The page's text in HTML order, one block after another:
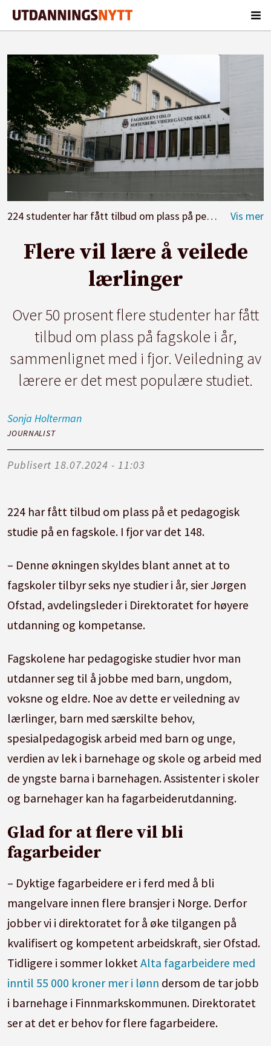
224 studenter har fått tilbud om plass på pedagogiske fag.
Flere vil lære å veilede
lærlinger
Over 50 prosent flere studenter har fått
tilbud om plass på fagskole i år,
sammenlignet med i fjor. Veiledning av
lærere er det mest populære studiet.
Sonja Holterman
JOURNALIST
Publisert 18.07.2024 - 11:03
224 har fått tilbud om plass på et pedagogisk
studie på en fagskole. I fjor var det 148.
– Denne økningen skyldes blant annet at to
fagskoler tilbyr seks nye studier i år, sier Jørgen
Ofstad, avdelingsleder i Direktoratet for høyere
utdanning og kompetanse.
Fagskolene har pedagogiske studier hvor man
utdanner seg til å jobbe med barn, ungdom,
voksne og eldre. Noe av dette er veiledning av
lærlinger, barn med særskilte behov,
spesialpedagogisk arbeid med barn og unge,
verdien av lek i barnehage og skole og arbeid med
de yngste barna i barnehagen. Assistenter i skoler
og barnehager kan ha fagarbeiderutdanning.
Glad for at flere vil bli
fagarbeider
– Dyktige fagarbeidere er i ferd med å bli
mangelvare innen flere bransjer i Norge. Derfor
jobber vi i direktoratet for å øke tilgangen på
kvalifisert og kompetent arbeidskraft, sier Ofstad.
Tidligere i sommer lokketAlta fagarbeidere med
inntil 55 000 kroner mer i lønn dersom de tar jobb
i barnehage i Finnmarkskommunen. Direktoratet
ser at det er behov for flere fagarbeidere.